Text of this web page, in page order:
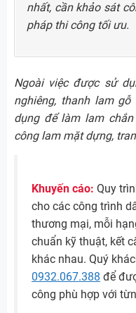
nhất, cần khảo sát
pháp thi công tối ưu.
Ngoài việc được sử
nghiêng, thanh lam
dụng để làm lam
công lam mặt dựng,
Khuyến cáo: Quy
cho các công trình
thương mại, mỗi
chuẩn kỹ thuật, kết
khác nhau. Quý
0932.067.388 để
công phù hợp với